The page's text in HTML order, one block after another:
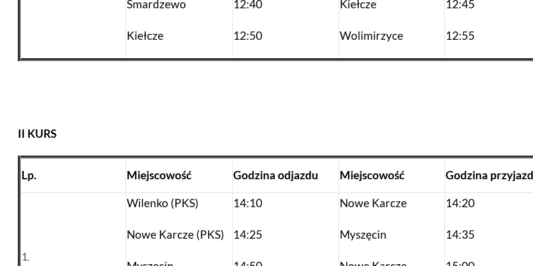
Smardzewo
Kiełcze
12:40
12:50
Kiełcze
Wolimirzyce
12:45
12:55
II KURS
Lp. Miejscowość Godzina odjazdu Miejscowość Godzina
1.
Wilenko (PKS)
Nowe Karcze (PKS)
14:10
14:25
Nowe Karcze
Myszęcin
14:20
14:35